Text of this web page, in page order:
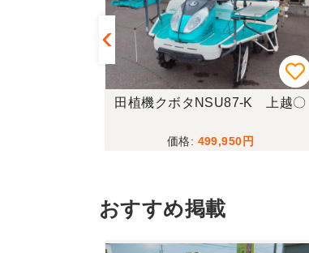
田植機クボタNSU87-K 上越〇
499,950
おすすめ掲載